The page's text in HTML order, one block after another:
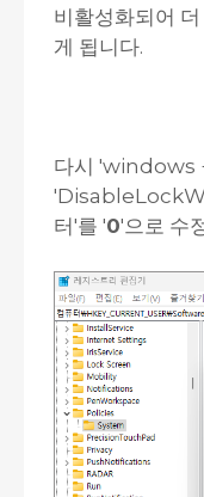
비활성화되어
게 됩니다.
다시 'windows
터'를 '0'으로 수